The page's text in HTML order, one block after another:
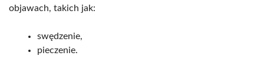
objawach, takich jak:
swędzenie,
pieczenie.